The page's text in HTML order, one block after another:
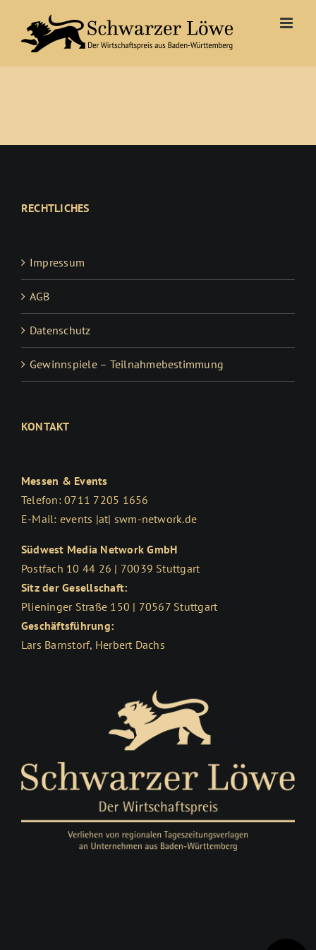
Inhalt
springen
RECHTLICHES
Impressum
AGB
Datenschutz
Gewinnspiele – Teilnahmebestimmung
KONTAKT
Messen & Events
Telefon: 0711 7205 1656
E-Mail: events |at| swm-network.de
Südwest Media Network GmbH
Postfach 10 44 26 | 70039 Stuttgart
Sitz der Gesellschaft:
Plieninger Straße 150 | 70567 Stuttgart
Geschäftsführung:
Lars Barnstorf, Herbert Dachs